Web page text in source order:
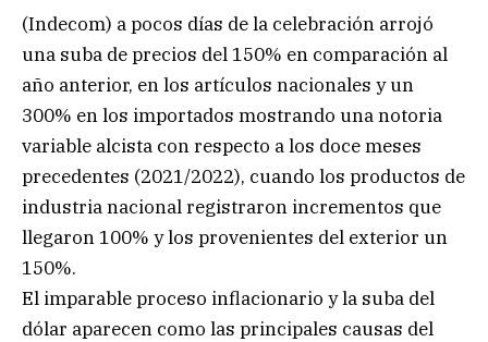
(Indecom) a pocos días de la celebración arrojó
una suba de precios del 150% en comparación al
año anterior, en los artículos nacionales y un
300% en los importados mostrando una notoria
variable alcista con respecto a los doce meses
precedentes (2021/2022), cuando los productos de
industria nacional registraron incrementos que
llegaron 100% y los provenientes del exterior un
150%.
El imparable proceso inflacionario y la suba del
dólar aparecen como las principales causas del